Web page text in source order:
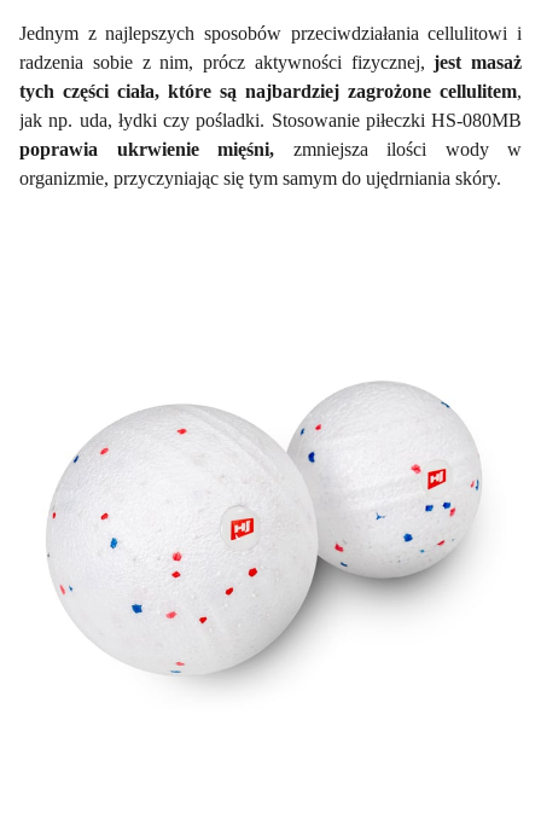
Jednym z najlepszych sposobów przeciwdziałania cellulitowi i
radzenia sobie z nim, prócz aktywności fizycznej,jest masaż
tych części ciała, które są najbardziej zagrożone cellulitem,
jak np. uda, łydki czy pośladki. Stosowanie piłeczki HS-080MB
poprawia ukrwienie mięśni, zmniejsza ilości wody w
organizmie, przyczyniając się tym samym do ujędrniania skóry.